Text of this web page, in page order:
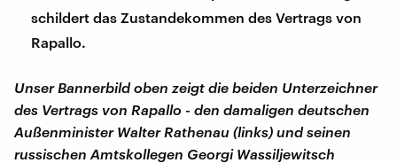
schildert das Zustandekommen des Vertrags von
Rapallo.
Unser Bannerbild oben zeigt die beiden Unterzeichner
des Vertrags von Rapallo - den damaligen deutschen
Außenminister Walter Rathenau (links) und seinen
russischen Amtskollegen Georgi Wassiljewitsch